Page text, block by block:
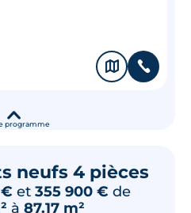
programme
🗞 📞
▾
neufs 4 pièces
et 355 900 € de
à 87.17 m²